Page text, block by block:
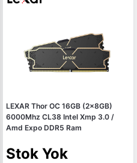
LEXAR Thor OC 16GB (2x8GB)
6000Mhz CL38 Intel Xmp 3.0 /
Amd Expo DDR5 Ram
Stok Yok